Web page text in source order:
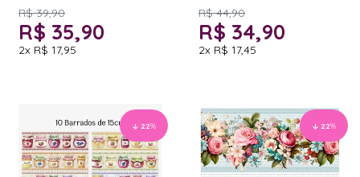
R$ 39,90
R$ 35,90
2x R$ 17,95
R$ 44,90
R$ 34,90
2x R$ 17,45
22% 22%